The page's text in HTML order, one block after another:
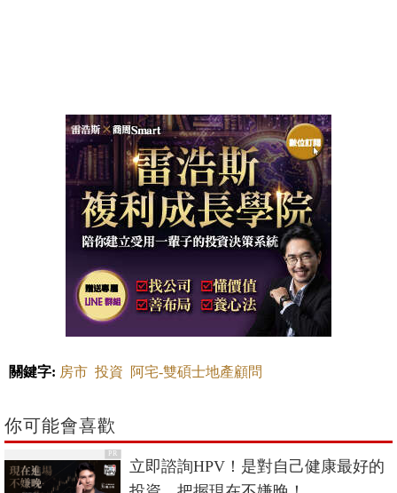
關鍵字: 房市 投資 阿宅-雙碩士地產顧問
你可能會喜歡
PR
立即諮詢HPV！是對自己健康最好的